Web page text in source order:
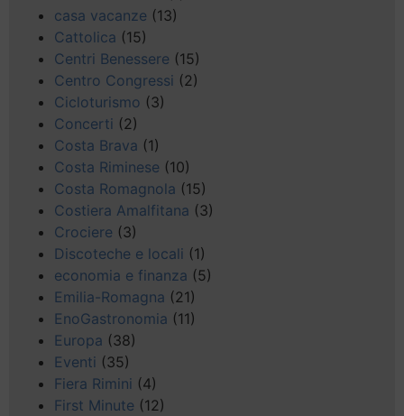
casa vacanze (13)
Cattolica (15)
Centri Benessere (15)
Centro Congressi (2)
Cicloturismo (3)
Concerti (2)
Costa Brava (1)
Costa Riminese (10)
Costa Romagnola (15)
Costiera Amalfitana (3)
Crociere (3)
Discoteche e locali (1)
economia e finanza (5)
Emilia-Romagna (21)
EnoGastronomia (11)
Europa (38)
Eventi (35)
Fiera Rimini (4)
First Minute (12)